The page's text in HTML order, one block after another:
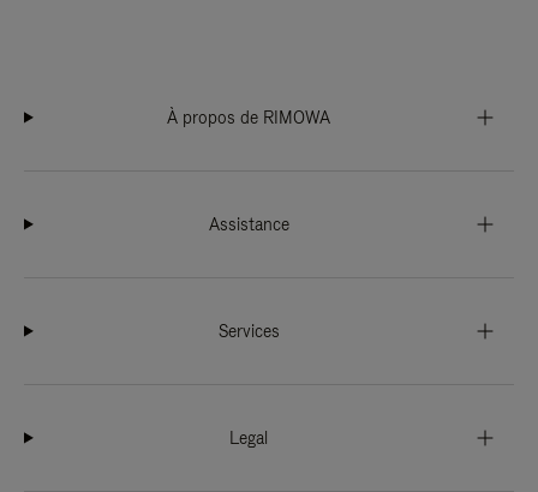
À propos de RIMOWA
Assistance
Services
Legal